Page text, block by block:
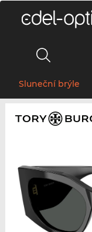
Sluneční brýle